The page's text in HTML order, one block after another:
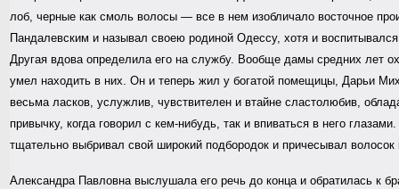
лоб, черные как смоль волосы — все в нем изобличало восточное
Пандалевским и называл своею родиной Одессу, хотя и
Другая вдова определила его на службу. Вообще дамы средних лет
умел находить в них. Он и теперь жил у богатой помещицы, Дарьи
весьма ласков, услужлив, чувствителен и втайне сластолюбив,
привычку, когда говорил с кем-нибудь, так и впиваться в него
тщательно выбривал свой широкий подбородок и причесывал волосок
Александра Павловна выслушала его речь до конца и обратилась к